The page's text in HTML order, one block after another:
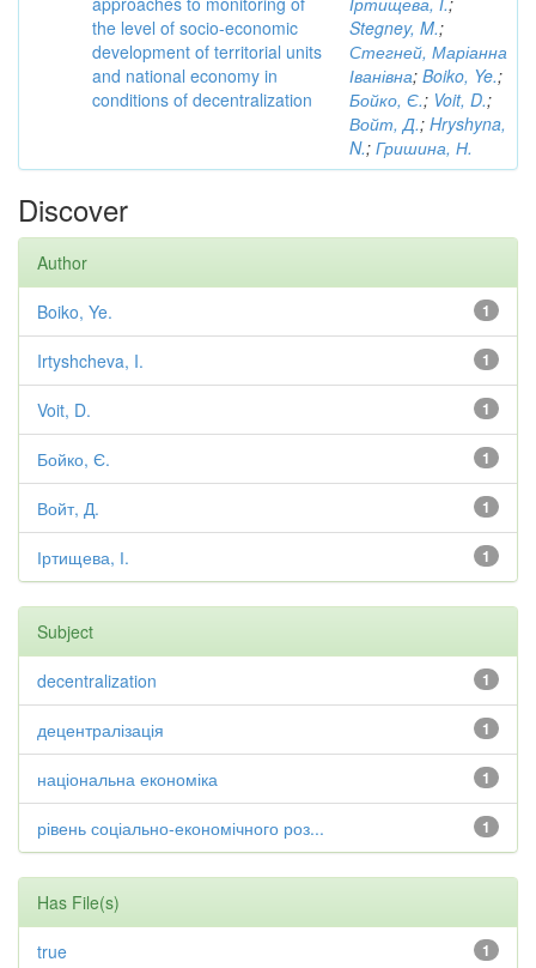
the level of socio-economic
development of territorial units
and national economy in
conditions of decentralization
Stegney, M.;
Стегней, Маріанна
Іванівна; Boiko, Ye.;
Бойко, Є.; Voit, D.;
Войт, Д.; Hryshyna,
N.; Гришина, Н.
Discover
Author
1
Boiko, Ye.
1
Irtyshcheva, I.
1
Voit, D.
1
Бойко, Є.
1
Войт, Д.
1
Іртищева, І.
Subject
1
decentralization
1
децентралізація
1
національна економіка
1
рівень соціально-економічного роз...
Has File(s)
1
true